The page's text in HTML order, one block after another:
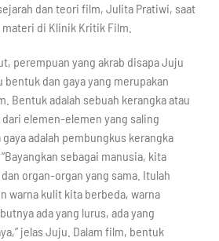
dan teori film, Julita Pratiwi, saat
di Klinik Kritik Film.
perempuan yang akrab disapa Juju
dan gaya yang merupakan
Bentuk adalah sebuah kerangka atau
elemen-elemen yang saling
adalah pembungkus kerangka
sebagai manusia, kita
organ-organ yang sama. Itulah
warna kulit kita berbeda, warna
ada yang lurus, ada yang
jelas Juju. Dalam film, bentuk